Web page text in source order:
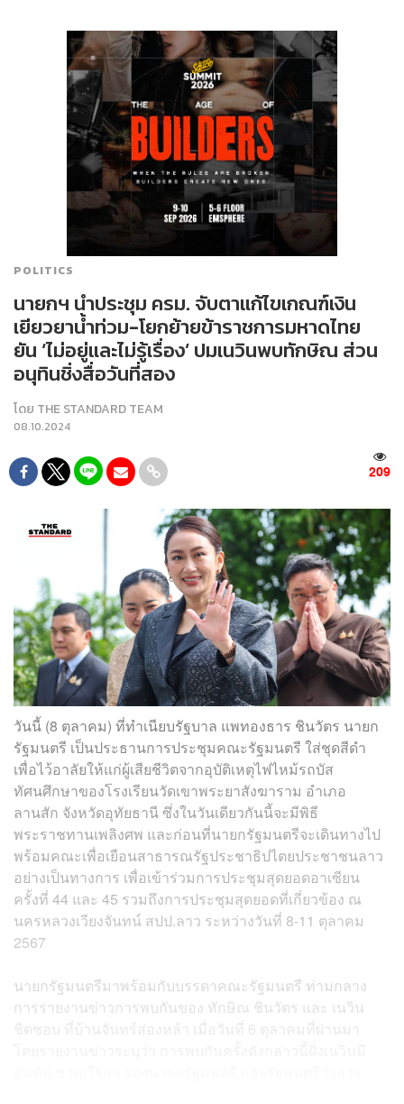
POLITICS
นายกฯ​ นำประชุม ครม. จับตาแก้ไขเกณฑ์เงิน
เยียวยาน้ำท่วม-โยกย้ายข้าราชการมหาดไทย
ยัน ‘ไม่อยู่และไม่รู้เรื่อง’ ปมเนวินพบทักษิณ ส่วน
อนุทินชิ่งสื่อวันที่สอง
โดย THE STANDARD TEAM
08.10.2024
209
วันนี้ (8 ตุลาคม) ที่ทำเนียบรัฐบาล แพทองธาร ชินวัตร นายก
รัฐมนตรี เป็นประธานการประชุมคณะรัฐมนตรี ใส่ชุดสีดำ
เพื่อไว้อาลัยให้แก่ผู้เสียชีวิตจากอุบัติเหตุไฟไหม้รถบัส
ทัศนศึกษาของโรงเรียนวัดเขาพระยาสังฆาราม อำเภอ
ลานสัก จังหวัดอุทัยธานี ซึ่งในวันเดียวกันนี้จะมีพิธี
พระราชทานเพลิงศพ และก่อนที่นายกรัฐมนตรีจะเดินทางไป
พร้อมคณะเพื่อเยือนสาธารณรัฐประชาธิปไตยประชาชนลาว
อย่างเป็นทางการ เพื่อเข้าร่วมการประชุมสุดยอดอาเซียน
ครั้งที่ 44 และ 45 รวมถึงการประชุมสุดยอดที่เกี่ยวข้อง ณ
นครหลวงเวียงจันทน์ สปป.ลาว ระหว่างวันที่ 8-11 ตุลาคม
2567
นายกรัฐมนตรีมาพร้อมกับบรรดาคณะรัฐมนตรี ท่ามกลาง
การรายงานข่าวการพบกันของ ทักษิณ​ ชินวัตร และ เนวิน
ชิดชอบ ที่บ้านจันทร์ส่องหล้า เมื่อวันที่ 6 ตุลาคมที่ผ่านมา